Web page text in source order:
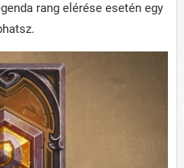
rang elérése esetén egy